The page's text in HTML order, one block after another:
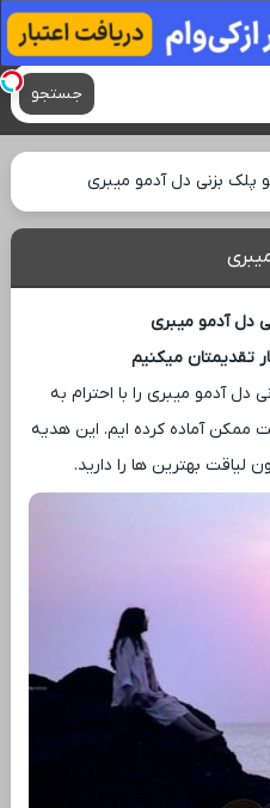
آهنگ های جدید
جستجو
پلک بزنی دل آدمو میبری
دل آدمو میبری
تقدیمتان میکنیم
آدمو میبری را با احترام به
ممکن آماده کرده ‌ایم. این هدیه
بهترین‌ ها را دارید.